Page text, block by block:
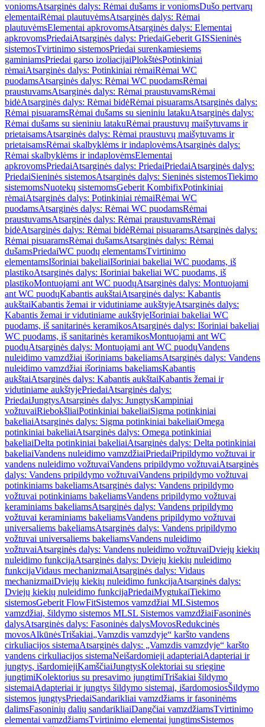
voniomsAtsarginės dalys: Rėmai dušams ir voniomsDušo pertvarų
elementaiRėmai plautuvėmsAtsarginės dalys: Rėmai
plautuvėmsElementai apkrovomsAtsarginės dalys: Elementai
apkrovomsPriedaiAtsarginės dalys: PriedaiGeberit GISSieninės
sistemosTvirtinimo sistemosPriedai surenkamiesiems
gaminiamsPriedai garso izoliacijaiPlokštėsPotinkiniai
rėmaiAtsarginės dalys: Potinkiniai rėmaiRėmai WC
puodamsAtsarginės dalys: Rėmai WC puodamsRėmai
praustuvamsAtsarginės dalys: Rėmai praustuvamsRėmai
bidėAtsarginės dalys: Rėmai bidėRėmai pisuaramsAtsarginės dalys:
Rėmai pisuaramsRėmai dušams su sieniniu latakuAtsarginės dalys:
Rėmai dušams su sieniniu latakuRėmai praustuvų maišytuvams ir
prietaisamsAtsarginės dalys: Rėmai praustuvų maišytuvams ir
prietaisamsRėmai skalbyklėms ir indaplovėmsAtsarginės dalys:
Rėmai skalbyklėms ir indaplovėmsElementai
apkrovomsPriedaiAtsarginės dalys: PriedaiPriedaiAtsarginės dalys:
PriedaiSieninės sistemosAtsarginės dalys: Sieninės sistemosTiekimo
sistemomsNuotekų sistemomsGeberit KombifixPotinkiniai
rėmaiAtsarginės dalys: Potinkiniai rėmaiRėmai WC
puodamsAtsarginės dalys: Rėmai WC puodamsRėmai
praustuvamsAtsarginės dalys: Rėmai praustuvamsRėmai
bidėAtsarginės dalys: Rėmai bidėRėmai pisuaramsAtsarginės dalys:
Rėmai pisuaramsRėmai dušamsAtsarginės dalys: Rėmai
dušamsPriedaiWC puodų elementamsTvirtinimo
elementamsIšoriniai bakeliaiIšoriniai bakeliai WC puodams, iš
plastikoAtsarginės dalys: Išoriniai bakeliai WC puodams, iš
plastikoMontuojami ant WC puodųAtsarginės dalys: Montuojami
ant WC puodųKabantis aukštaiAtsarginės dalys: Kabantis
aukštaiKabantis žemai ir vidutiniame aukštyjeAtsarginės dalys:
Kabantis žemai ir vidutiniame aukštyjeIšoriniai bakeliai WC
puodams, iš sanitarinės keramikosAtsarginės dalys: Išoriniai bakeliai
WC puodams, iš sanitarinės keramikosMontuojami ant WC
puodųAtsarginės dalys: Montuojami ant WC puodųVandens
nuleidimo vamzdžiai išoriniams bakeliamsAtsarginės dalys: Vandens
nuleidimo vamzdžiai išoriniams bakeliamsKabantis
aukštaiAtsarginės dalys: Kabantis aukštaiKabantis žemai ir
vidutiniame aukštyjePriedaiAtsarginės dalys:
PriedaiJungtysAtsarginės dalys: JungtysKampiniai
vožtuvaiRiebokšliaiPotinkiniai bakeliaiSigma potinkiniai
bakeliaiAtsarginės dalys: Sigma potinkiniai bakeliaiOmega
potinkiniai bakeliaiAtsarginės dalys: Omega potinkiniai
bakeliaiDelta potinkiniai bakeliaiAtsarginės dalys: Delta potinkiniai
bakeliaiVandens nuleidimo vamzdžiaiPriedaiPripildymo vožtuvai ir
vandens nuleidimo vožtuvaiVandens pripildymo vožtuvaiAtsarginės
dalys: Vandens pripildymo vožtuvaiVandens pripildymo vožtuvai
potinkiniams bakeliamsAtsarginės dalys: Vandens pripildymo
vožtuvai potinkiniams bakeliamsVandens pripildymo vožtuvai
keraminiams bakeliamsAtsarginės dalys: Vandens pripildymo
vožtuvai keraminiams bakeliamsVandens pripildymo vožtuvai
universaliems bakeliamsAtsarginės dalys: Vandens pripildymo
vožtuvai universaliems bakeliamsVandens nuleidimo
vožtuvaiAtsarginės dalys: Vandens nuleidimo vožtuvaiDviejų kiekių
nuleidimo funkcijaAtsarginės dalys: Dviejų kiekių nuleidimo
funkcijaVidaus mechanizmaiAtsarginės dalys: Vidaus
mechanizmaiDviejų kiekių nuleidimo funkcijaAtsarginės dalys:
Dviejų kiekių nuleidimo funkcijaPriedaiMygtukaiTiekimo
sistemosGeberit FlowFitSistemos vamzdžiai MLSistemos
vamzdžiai, šildymo sistemos MLSL Sistemos vamzdžiaiFasoninės
dalysAtsarginės dalys: Fasoninės dalysMovosRedukcinės
movosAlkūnėsTrišakiai„Vamzdis vamzdyje“ karšto vandens
cirkuliacijos sistemaAtsarginės dalys: „Vamzdis vamzdyje“ karšto
vandens cirkuliacijos sistemaNeišardomieji adapteriaiAdapteriai ir
jungtys, išardomiejiKamščiaiJungtysKolektoriai su sriegine
jungtimiKolektorius su presavimo jungtimiTrišakiai šildymo
sistemaiAdapteriai ir jungtys šildymo sistemai, išardomosiosŠildymo
sistemos jungtysPriedaiSandarikliai vamzdžiams ir fasoninėms
dalimsFasoninių dalių sandarikliaiDangčiai vamzdžiamsTvirtinimo
elementai vamzdžiamsTvirtinimo elementai jungtimsSistemos